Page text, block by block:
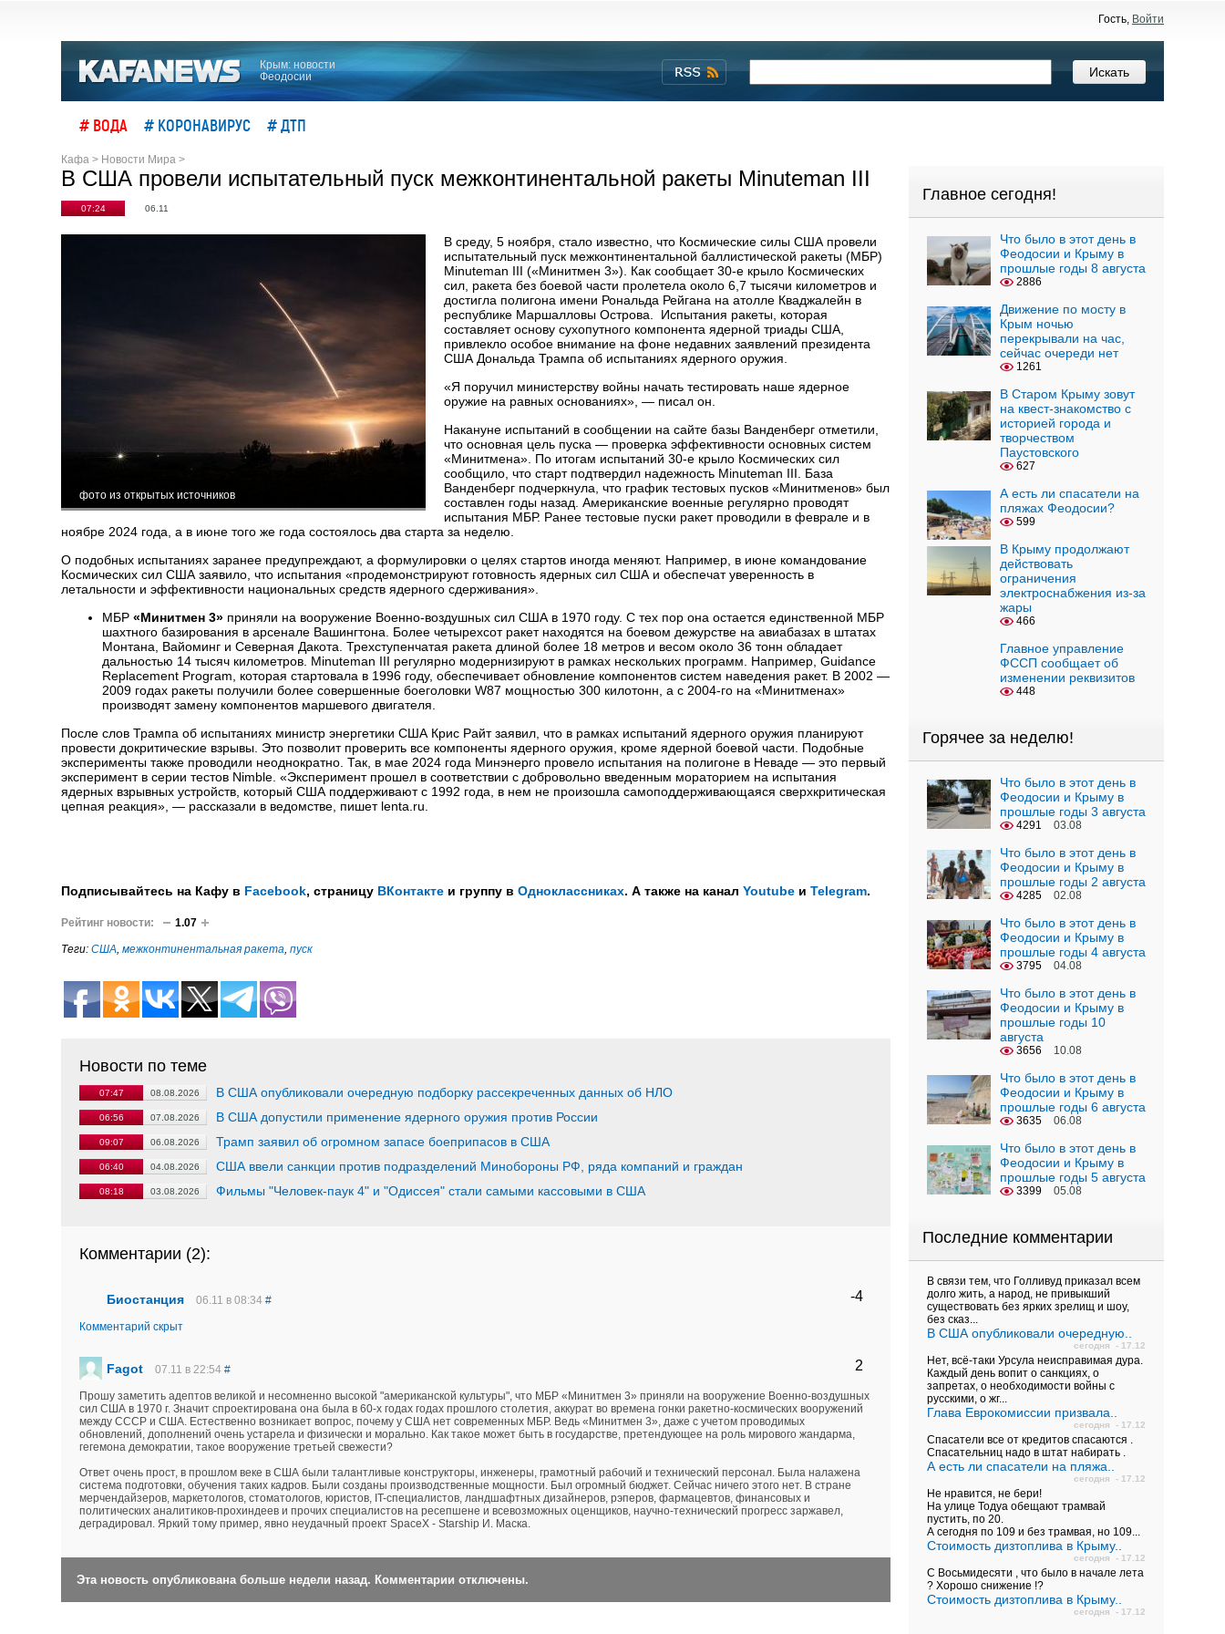
Гость, Войти
Крым: новости
Феодосии
# ВОДА # КОРОНАВИРУС # ДТП
Кафа > Новости Мира >
В США провели испытательный пуск межконтинентальной ракеты Minuteman III
07:24 06.11
фото из открытых источников
В среду, 5 ноября, стало известно, что Космические силы США провели
испытательный пуск межконтинентальной баллистической ракеты (МБР)
Minuteman III («Минитмен 3»). Как сообщает 30-е крыло Космических
сил, ракета без боевой части пролетела около 6,7 тысячи километров и
достигла полигона имени Рональда Рейгана на атолле Кваджалейн в
республике Маршалловы Острова. Испытания ракеты, которая
составляет основу сухопутного компонента ядерной триады США,
привлекло особое внимание на фоне недавних заявлений президента
США Дональда Трампа об испытаниях ядерного оружия.
«Я поручил министерству войны начать тестировать наше ядерное
оружие на равных основаниях», — писал он.
Накануне испытаний в сообщении на сайте базы Ванденберг отметили,
что основная цель пуска — проверка эффективности основных систем
«Минитмена». По итогам испытаний 30-е крыло Космических сил
сообщило, что старт подтвердил надежность Minuteman III. База
Ванденберг подчеркнула, что график тестовых пусков «Минитменов» был
составлен годы назад. Американские военные регулярно проводят
испытания МБР. Ранее тестовые пуски ракет проводили в феврале и в
ноябре 2024 года, а в июне того же года состоялось два старта за неделю.
О подобных испытаниях заранее предупреждают, а формулировки о целях стартов иногда меняют. Например, в июне командование
Космических сил США заявило, что испытания «продемонстрируют готовность ядерных сил США и обеспечат уверенность в
летальности и эффективности национальных средств ядерного сдерживания».
МБР «Минитмен 3» приняли на вооружение Военно-воздушных сил США в 1970 году. С тех пор она остается единственной МБР
шахтного базирования в арсенале Вашингтона. Более четырехсот ракет находятся на боевом дежурстве на авиабазах в штатах
Монтана, Вайоминг и Северная Дакота. Трехступенчатая ракета длиной более 18 метров и весом около 36 тонн обладает
дальностью 14 тысяч километров. Minuteman III регулярно модернизируют в рамках нескольких программ. Например, Guidance
Replacement Program, которая стартовала в 1996 году, обеспечивает обновление компонентов систем наведения ракет. В 2002 —
2009 годах ракеты получили более совершенные боеголовки W87 мощностью 300 килотонн, а с 2004-го на «Минитменах»
производят замену компонентов маршевого двигателя.
После слов Трампа об испытаниях министр энергетики США Крис Райт заявил, что в рамках испытаний ядерного оружия планируют
провести докритические взрывы. Это позволит проверить все компоненты ядерного оружия, кроме ядерной боевой части. Подобные
эксперименты также проводили неоднократно. Так, в мае 2024 года Минэнерго провело испытания на полигоне в Неваде — это первый
эксперимент в серии тестов Nimble. «Эксперимент прошел в соответствии с добровольно введенным мораторием на испытания
ядерных взрывных устройств, который США поддерживают с 1992 года, в нем не произошла самоподдерживающаяся сверхкритическая
цепная реакция», — рассказали в ведомстве, пишет lenta.ru.
Подписывайтесь на Кафу в Facebook, страницу ВКонтакте и группу в Одноклассниках. А также на канал Youtube и Telegram.
Рейтинг новости: 1.07
Теги: США, межконтинентальная ракета, пуск
Новости по теме
07:47 08.08.2026 В США опубликовали очередную подборку рассекреченных данных об НЛО
06:56 07.08.2026 В США допустили применение ядерного оружия против России
09:07 06.08.2026 Трамп заявил об огромном запасе боеприпасов в США
06:40 04.08.2026 США ввели санкции против подразделений Минобороны РФ, ряда компаний и граждан
08:18 03.08.2026 Фильмы "Человек-паук 4" и "Одиссея" стали самыми кассовыми в США
Комментарии (2):
Биостанция 06.11 в 08:34 # -4
Комментарий скрыт
Fagot 07.11 в 22:54 # 2
Прошу заметить адептов великой и несомненно высокой "американской культуры", что МБР «Минитмен 3» приняли на вооружение Военно-воздушных
сил США в 1970 г. Значит спроектирована она была в 60-х годах годах прошлого столетия, аккурат во времена гонки ракетно-космических вооружений
между СССР и США. Естественно возникает вопрос, почему у США нет современных МБР. Ведь «Минитмен 3», даже с учетом проводимых
обновлений, дополнений очень устарела и физически и морально. Как такое может быть в государстве, претендующее на роль мирового жандарма,
гегемона демократии, такое вооружение третьей свежести?
Ответ очень прост, в прошлом веке в США были талантливые конструкторы, инженеры, грамотный рабочий и технический персонал. Была налажена
система подготовки, обучения таких кадров. Были созданы производственные мощности. Был огромный бюджет. Сейчас ничего этого нет. В стране
мерчендайзеров, маркетологов, стоматологов, юристов, IT-специалистов, ландшафтных дизайнеров, рэперов, фармацевтов, финансовых и
политических аналитиков-прохиндеев и прочих специалистов на ресепшене и всевозможных оценщиков, научно-технический прогресс заржавел,
деградировал. Яркий тому пример, явно неудачный проект SpaceX - Starship И. Маска.
Эта новость опубликована больше недели назад. Комментарии отключены.
Главное сегодня!
Что было в этот день в
Феодосии и Крыму в
прошлые годы 8 августа
2886
Движение по мосту в
Крым ночью
перекрывали на час,
сейчас очереди нет
1261
В Старом Крыму зовут
на квест-знакомство с
историей города и
творчеством
Паустовского
627
А есть ли спасатели на
пляжах Феодосии?
599
В Крыму продолжают
действовать
ограничения
электроснабжения из-за
жары
466
Главное управление
ФССП сообщает об
изменении реквизитов
448
Горячее за неделю!
Что было в этот день в
Феодосии и Крыму в
прошлые годы 3 августа
4291 03.08
Что было в этот день в
Феодосии и Крыму в
прошлые годы 2 августа
4285 02.08
Что было в этот день в
Феодосии и Крыму в
прошлые годы 4 августа
3795 04.08
Что было в этот день в
Феодосии и Крыму в
прошлые годы 10
августа
3656 10.08
Что было в этот день в
Феодосии и Крыму в
прошлые годы 6 августа
3635 06.08
Что было в этот день в
Феодосии и Крыму в
прошлые годы 5 августа
3399 05.08
Последние комментарии
В связи тем, что Голливуд приказал всем
долго жить, а народ, не привыкший
существовать без ярких зрелищ и шоу,
без сказ...
В США опубликовали очередную..
сегодня - 17.12
Нет, всё-таки Урсула неисправимая дура.
Каждый день вопит о санкциях, о
запретах, о необходимости войны с
русскими, о жг...
Глава Еврокомиссии призвала..
сегодня - 17.12
Спасатели все от кредитов спасаются .
Спасательниц надо в штат набирать .
А есть ли спасатели на пляжа..
сегодня - 17.12
Не нравится, не бери!
На улице Тодуа обещают трамвай
пустить, по 20.
А сегодня по 109 и без трамвая, но 109...
Стоимость дизтоплива в Крыму..
сегодня - 17.12
С Восьмидесяти , что было в начале лета
? Хорошо снижение !?
Стоимость дизтоплива в Крыму..
сегодня - 17.12